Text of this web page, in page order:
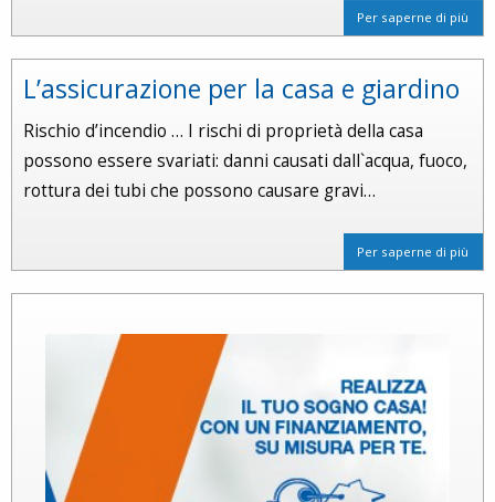
Per saperne di più
L’assicurazione per la casa e giardino
Rischio d’incendio … I rischi di proprietà della casa
possono essere svariati: danni causati dall`acqua, fuoco,
rottura dei tubi che possono causare gravi…
Per saperne di più